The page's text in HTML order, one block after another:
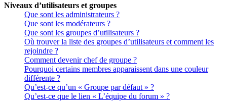
Niveaux d’utilisateurs et groupes
Que sont les administrateurs ?
Que sont les modérateurs ?
Que sont les groupes d’utilisateurs ?
Où trouver la liste des groupes d’utilisateurs et comment les
rejoindre ?
Comment devenir chef de groupe ?
Pourquoi certains membres apparaissent dans une couleur
différente ?
Qu’est-ce qu’un « Groupe par défaut » ?
Qu’est-ce que le lien « L’équipe du forum » ?